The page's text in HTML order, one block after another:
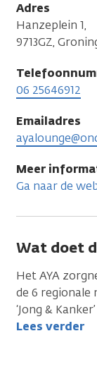
Adres
Hanzeplein 1,
9713GZ,
06 25646912
Emailadres
Meer
Ga naar de
Wat doet
Het AYA
de 6 regionale
‘Jong &
Lees verder